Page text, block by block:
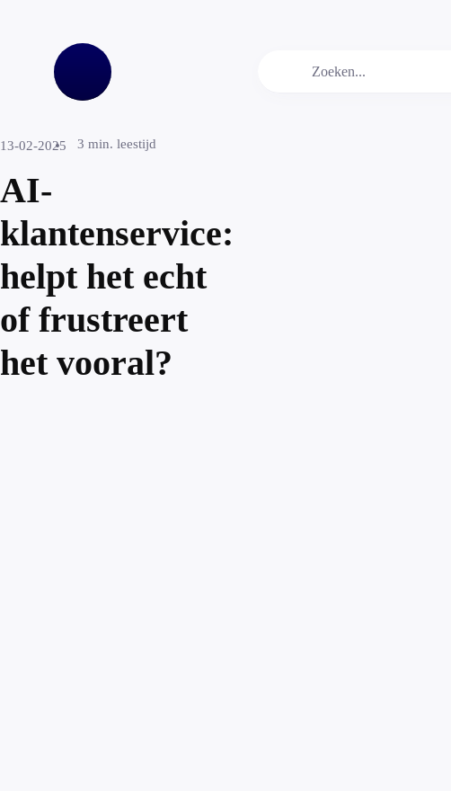
13-02-2025 3 min. leestijd
AI-
klantenservice:
helpt het echt
of frustreert
het vooral?